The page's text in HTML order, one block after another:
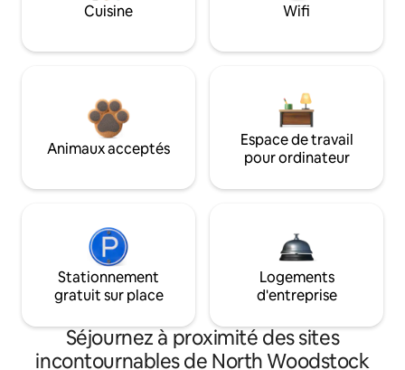
Cuisine Wifi
Animaux acceptés
Espace de travail
pour ordinateur
Stationnement
gratuit sur place
Logements
d'entreprise
Séjournez à proximité des sites
incontournables de North Woodstock